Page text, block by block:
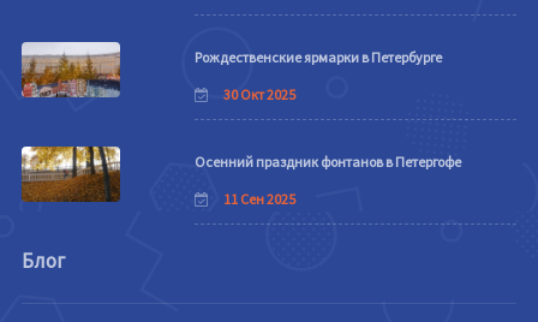
Рождественские ярмарки в Петербурге
30 Окт 2025
Осенний праздник фонтанов в Петергофе
11 Сен 2025
Блог